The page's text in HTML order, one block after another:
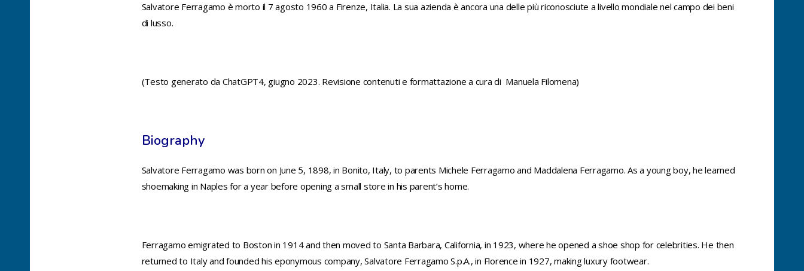
Salvatore Ferragamo è morto il 7 agosto 1960 a Firenze, Italia. La sua azienda è ancora una delle più riconosciute a livello mondiale nel campo dei beni
di lusso.
(Testo generato da ChatGPT4, giugno 2023. Revisione contenuti e formattazione a cura di Manuela Filomena)
Biography
Salvatore Ferragamo was born on June 5, 1898, in Bonito, Italy, to parents Michele Ferragamo and Maddalena Ferragamo. As a young boy, he learned
shoemaking in Naples for a year before opening a small store in his parent’s home.
Ferragamo emigrated to Boston in 1914 and then moved to Santa Barbara, California, in 1923, where he opened a shoe shop for celebrities. He then
returned to Italy and founded his eponymous company, Salvatore Ferragamo S.p.A., in Florence in 1927, making luxury footwear.